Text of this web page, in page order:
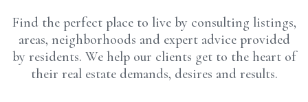
Find the perfect place to live by consulting listings,
areas, neighborhoods and expert advice provided
by residents. We help our clients get to the heart of
their real estate demands, desires and results.